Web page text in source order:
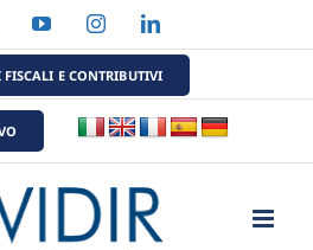
YouTubeInstagramLinkedIn
E CONTRIBUTIVI